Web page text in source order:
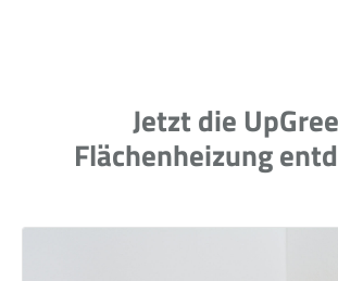
Jetzt die
Flächenheizung